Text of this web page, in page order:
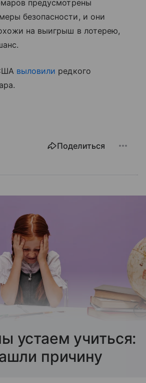
предусмотрены
безопасности, и они
на выигрыш в лотерею,
выловили редкого
Поделиться
устаем учиться:
причину